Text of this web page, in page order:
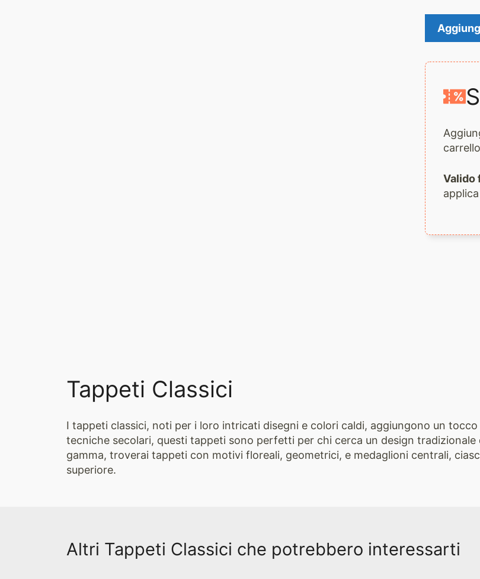
Tappeto
Uzbak
quantità
Valido
Tappeti Classici
I tappeti classici, noti per i loro intricati disegni e colori caldi, aggiungono un
tecniche secolari, questi tappeti sono perfetti per chi cerca un design
gamma, troverai tappeti con motivi floreali, geometrici, e medaglioni centrali,
superiore.
Altri Tappeti Classici che potrebbero interessarti